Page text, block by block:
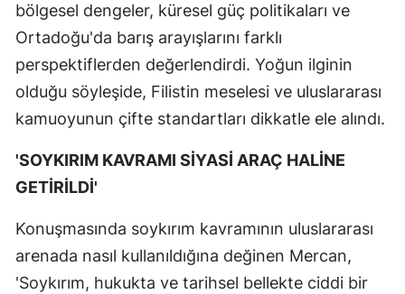
bölgesel dengeler, küresel güç politikaları ve
Ortadoğu'da barış arayışlarını farklı
perspektiflerden değerlendirdi. Yoğun ilginin
olduğu söyleşide, Filistin meselesi ve uluslararası
kamuoyunun çifte standartları dikkatle ele alındı.
'SOYKIRIM KAVRAMI SİYASİ ARAÇ HALİNE
GETİRİLDİ'
Konuşmasında soykırım kavramının uluslararası
arenada nasıl kullanıldığına değinen Mercan,
'Soykırım, hukukta ve tarihsel bellekte ciddi bir